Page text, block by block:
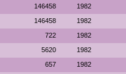
146458 1982
146458 1982
722 1982
5620 1982
657 1982